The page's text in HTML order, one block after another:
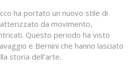
ha portato un nuovo stile di
da movimento,
Questo periodo ha visto
e Bernini che hanno lasciato
storia dell’arte.